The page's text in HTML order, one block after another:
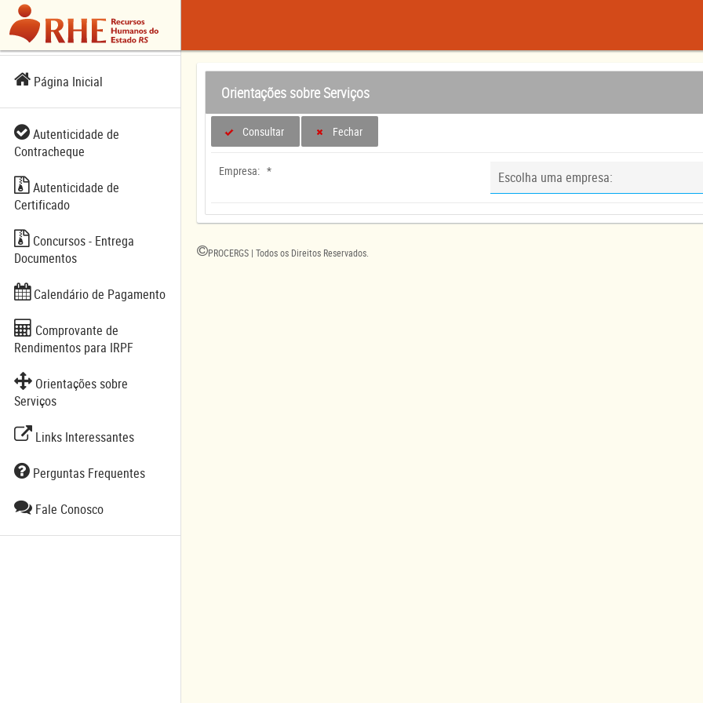
Página Inicial
Autenticidade de
Contracheque
Autenticidade de
Certificado
Concursos - Entrega
Documentos
Calendário de Pagamento
Comprovante de
Rendimentos para IRPF
Orientações sobre
Serviços
Links Interessantes
Perguntas Frequentes
Fale Conosco
Orientações sobre Serviços
Consultar Fechar
Empresa: * Escolha uma empresa:
PROCERGS | Todos os Direitos Reservados.